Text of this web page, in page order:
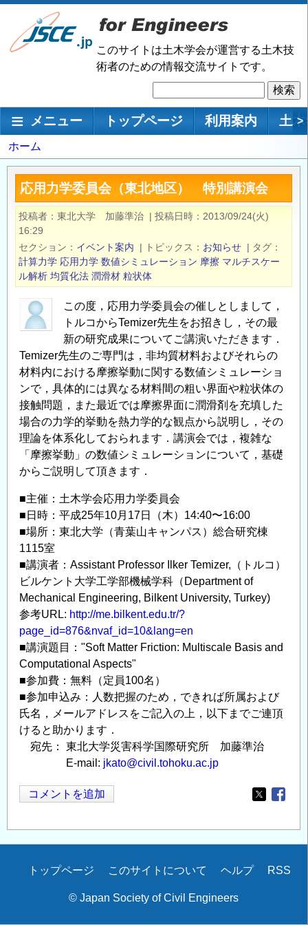
メ
ン
移
このサイトは土木学会が運営する土木技
術者のための情報交流サイトです。
索
メインナビゲーション
メニュー トップページ 利用案内 土 >
パ
ン
ず
ホーム
応用力学委員会（東北地区） 特別講演会
投稿者 東北大学 加藤準治 | 投稿日時
2013/09/24(火)
16:29
セクション
イベント案内 | トピックス お知らせ | タグ
計算力学 応用力学 数値シミュレーション 摩擦 マルチスケー
ル解析 均質化法 潤滑材 粒状体
この度，応用力学委員会の催しとしまして，
トルコからTemizer先生をお招きし，その最
新の研究成果についてご講演いただきます．
Temizer先生のご専門は，非均質材料およびそれらの
材料内における摩擦挙動に関する数値シミュレーショ
ンで，具体的には異なる材料間の粗い界面や粒状体の
接触問題，また最近では摩擦界面に潤滑剤を充填した
場合の力学的挙動を熱力学的な観点から説明し，その
理論を体系化しておられます．講演会では，複雑な
「摩擦挙動」の数値シミュレーションについて，基礎
からご説明して頂きます．
■主催：土木学会応用力学委員会
■日時：平成25年10月17日（木）14:40〜16:00
■場所：東北大学（青葉山キャンパス）総合研究棟
1115室
■講演者：Assistant Professor Ilker Temizer,（トルコ）
ビルケント大学工学部機械学科（Department of
Mechanical Engineering, Bilkent University, Turkey)
参考URL: http://me.bilkent.edu.tr/?
page_id=876&nvaf_id=10&lang=en
■講演題目："Soft Matter Friction: Multiscale Basis and
Computational Aspects"
■参加費：無料（定員100名）
■参加申込み：人数把握のため，できれば所属および
氏名，メールアドレスをご記入の上，以下までご連頂
けると助かります．
宛先： 東北大学災害科学国際研究所 加藤準治
E-mail: jkato@civil.tohoku.ac.jp
コメントを追加
Opens in
Secondary
トップページ このサイトについて ヘルプ RSS
© Japan Society of Civil Engineers